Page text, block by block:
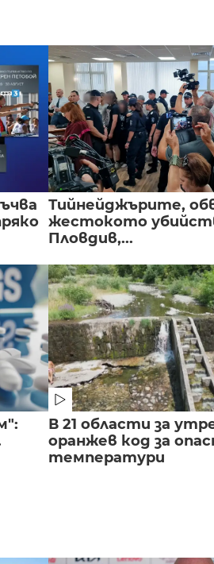
Тийнейджърите,
жестокото
Пловдив,...
В 21 области за
оранжев код за
температури